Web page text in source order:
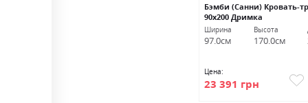
Бэмби (Санни) Кровать-
90х200 Дримка
Ширина
97.0см
Высота
170.0см
Цена:
23 391 грн